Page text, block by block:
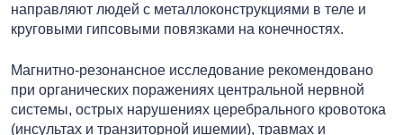
направляют людей с металлоконструкциями в теле и
круговыми гипсовыми повязками на конечностях.
Магнитно-резонансное исследование рекомендовано
при органических поражениях центральной нервной
системы, острых нарушениях церебрального кровотока
(инсультах и транзиторной ишемии), травмах и